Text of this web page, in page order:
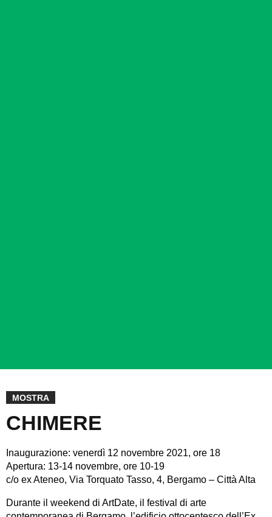
MOSTRA
CHIMERE
Inaugurazione: venerdì 12 novembre 2021, ore 18
Apertura: 13-14 novembre, ore 10-19
c/o ex Ateneo, Via Torquato Tasso, 4, Bergamo – Città Alta
Durante il weekend di ArtDate, il festival di arte